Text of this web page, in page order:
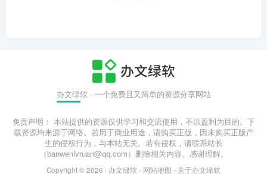
办文绿软 - 一个免费且又简单的资源分享网站
免责声明： 本站提供的资源仅供学习和交流使用，不以盈利为目的。下
载资源均来源于网络。若用于商业用途，请购买正版，因未购买正版产
生的侵权行为，与本站无关。若有侵权，请联系站长
（banwenlvruan@qq.com）删除相关内容。感谢理解。
Copyright © 2026 · 办文绿软 - 网站地图 - 关于办文绿软